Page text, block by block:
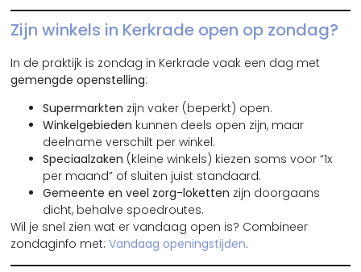
Zijn winkels in Kerkrade open op zondag?
In de praktijk is zondag in Kerkrade vaak een dag met
gemengde openstelling:
Supermarkten zijn vaker (beperkt) open.
Winkelgebieden kunnen deels open zijn, maar
deelname verschilt per winkel.
Speciaalzaken (kleine winkels) kiezen soms voor “1x
per maand” of sluiten juist standaard.
Gemeente en veel zorg-loketten zijn doorgaans
dicht, behalve spoedroutes.
Wil je snel zien wat er vandaag open is? Combineer
zondaginfo met:Vandaag openingstijden.